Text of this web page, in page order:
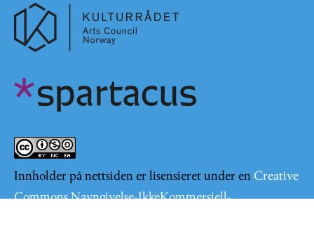
Innholder på nettsiden er lisensieret under en Creative
Commons Navngivelse-IkkeKommersiell-